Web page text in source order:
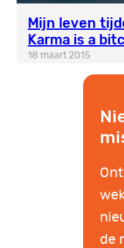
Mijn leven
Karma is a
18 maart 2015
de